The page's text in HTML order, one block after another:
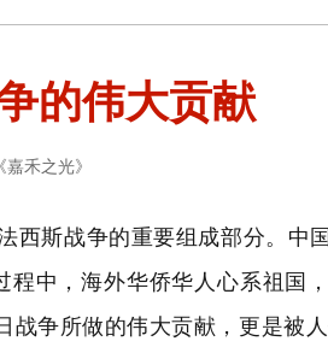
的伟大贡献
禾之光》
西斯战争的重要组成部分。中
中，海外华侨华人心系祖国
争所做的伟大贡献，更是被人